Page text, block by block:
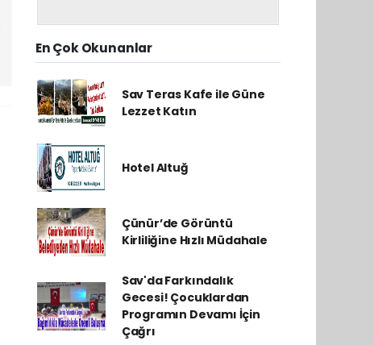
En Çok Okunanlar
Sav Teras Kafe ile Güne
Lezzet Katın
Hotel Altuğ
Çünür’de Görüntü
Kirliliğine Hızlı Müdahale
Sav'da Farkındalık
Gecesi! Çocuklardan
Programın Devamı İçin
Çağrı